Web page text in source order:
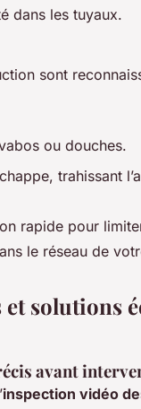
dans les tuyaux.
sont
ou douches.
trahissant
rapide pour
le réseau de
solutions
avant
inspection vidéo